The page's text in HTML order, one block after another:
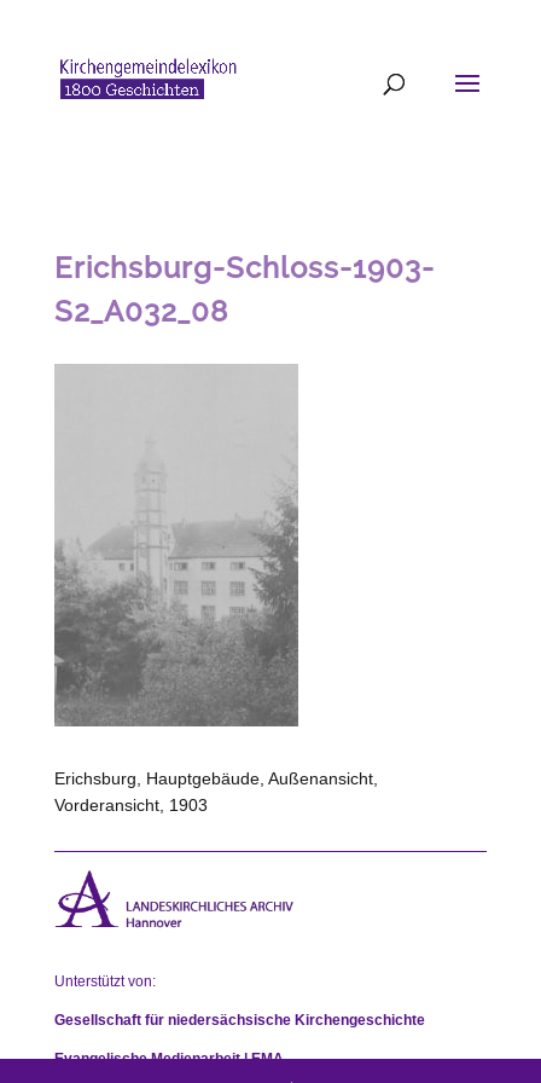
Erichsburg-Schloss-1903-
S2_A032_08
Erichsburg, Hauptgebäude, Außenansicht,
Vorderansicht, 1903
Unterstützt von:
Gesellschaft für niedersächsische Kirchengeschichte
Evangelische Medienarbeit | EMA